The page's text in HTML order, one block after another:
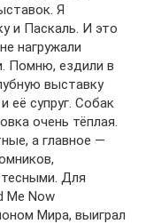
Я
и Паскаль. И это
нагружали
Помню, ездили в
выставку
её супруг. Собак
очень тёплая.
а главное —
Для
Me Now
Мира, выиграл